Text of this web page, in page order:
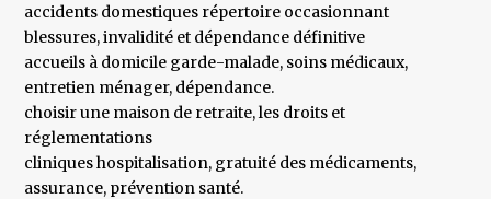
accidents domestiques répertoire occasionnant
blessures, invalidité et dépendance définitive
accueils à domicile garde-malade, soins médicaux,
entretien ménager, dépendance.
choisir une maison de retraite, les droits et
réglementations
cliniques hospitalisation, gratuité des médicaments,
assurance, prévention santé.